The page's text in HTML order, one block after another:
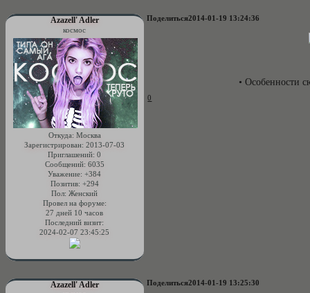
Поделиться2014-01-19 13:24:36
Azazell' Adler
космос
Откуда: Москва
Зарегистрирован: 2013-07-03
Приглашений: 0
Сообщений: 6035
Уважение: +384
Позитив: +294
Пол: Женский
Провел на форуме:
27 дней 10 часов
Последний визит:
2024-02-07 23:45:25
• Особенности
0
Поделиться2014-01-19 13:25:30
Azazell' Adler